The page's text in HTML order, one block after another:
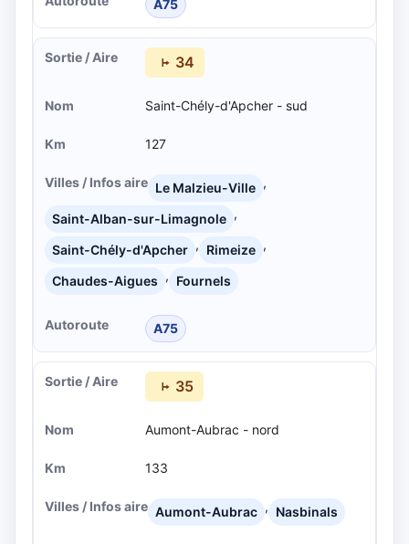
A75
34
Saint-Chély-d'Apcher - sud
127
Le Malzieu-Ville ,
Saint-Alban-sur-Limagnole ,
Saint-Chély-d'Apcher , Rimeize ,
Chaudes-Aigues , Fournels
A75
35
Aumont-Aubrac - nord
133
Aumont-Aubrac , Nasbinals